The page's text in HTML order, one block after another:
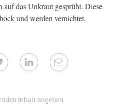
auf das Unkraut gesprüht. Diese
und werden vernichtet.
Inhalt angeben